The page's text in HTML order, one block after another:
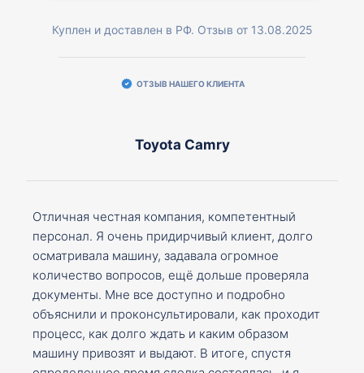
Куплен и доставлен в РФ. Отзыв от 13.08.2025
ОТЗЫВ НАШЕГО КЛИЕНТА
Toyota Camry
Отличная честная компания, компетентный
персонал. Я очень придирчивый клиент, долго
осматривала машину, задавала огромное
количество вопросов, ещё дольше проверяла
документы. Мне все доступно и подробно
объяснили и проконсультировали, как проходит
процесс, как долго ждать и каким образом
машину привозят и выдают. В итоге, спустя